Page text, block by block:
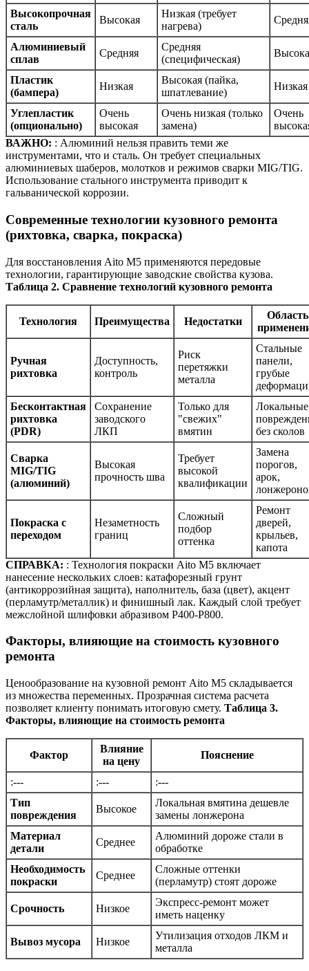
Высокопрочная
сталь
Высокая
Низкая (требует
нагрева)
Алюминиевый
сплав
Средняя
Средняя
(специфическая)
Пластик
(бампера)
Низкая
Высокая (пайка,
шпатлевание)
Низкая
Углепластик
(опционально)
Очень
высокая
Очень низкая (только
замена)
Очень
ВАЖНО: : Алюминий нельзя править теми же
инструментами, что и сталь. Он требует специальных
алюминиевых шаберов, молотков и режимов сварки MIG/TIG.
Использование стального инструмента приводит к
гальванической коррозии.
Современные технологии кузовного ремонта
(рихтовка, сварка, покраска)
Для восстановления Aito M5 применяются передовые
технологии, гарантирующие заводские свойства кузова.
Таблица 2. Сравнение технологий кузовного ремонта
Технология Преимущества Недостатки
Область
Ручная
рихтовка
Доступность,
контроль
Риск
перетяжки
металла
Стальные
панели,
грубые
Бесконтактная
рихтовка
(PDR)
Сохранение
заводского
ЛКП
Только для
"свежих"
вмятин
Локальные
без сколов
Сварка
MIG/TIG
(алюминий)
Высокая
прочность шва
Требует
высокой
квалификации
Замена
порогов,
арок,
Покраска с
переходом
Незаметность
границ
Сложный
подбор
оттенка
Ремонт
дверей,
крыльев,
капота
СПРАВКА: : Технология покраски Aito M5 включает
нанесение нескольких слоев: катафорезный грунт
(антикоррозийная защита), наполнитель, база (цвет), акцент
(перламутр/металлик) и финишный лак. Каждый слой требует
межслойной шлифовки абразивом P400-P800.
Факторы, влияющие на стоимость кузовного
ремонта
Ценообразование на кузовной ремонт Aito M5 складывается
из множества переменных. Прозрачная система расчета
позволяет клиенту понимать итоговую смету. Таблица 3.
Факторы, влияющие на стоимость ремонта
Фактор
Влияние
на цену
Пояснение
:--- :---
:---
Тип
повреждения
Высокое
Локальная вмятина дешевле
замены лонжерона
Материал
детали
Среднее
Алюминий дороже стали в
обработке
Необходимость
покраски
Среднее
Сложные оттенки
(перламутр) стоят дороже
Срочность Низкое
Экспресс-ремонт может
иметь наценку
Вывоз мусора Низкое
Утилизация отходов ЛКМ и
металла